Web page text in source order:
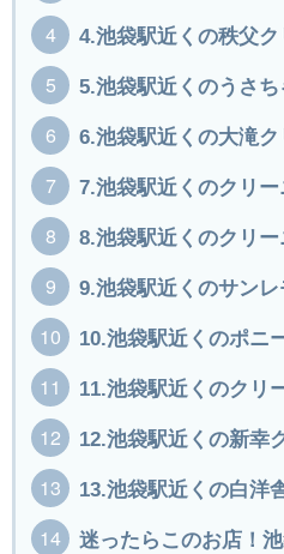
4.池袋駅近くの秩父
5.池袋駅近くのうさ
6.池袋駅近くの大滝
7.池袋駅近くのクリ
8.池袋駅近くのクリ
9.池袋駅近くのサンレ
10.池袋駅近くのポニ
11.池袋駅近くのクリ
12.池袋駅近くの新幸
13.池袋駅近くの白洋
迷ったらこのお店！